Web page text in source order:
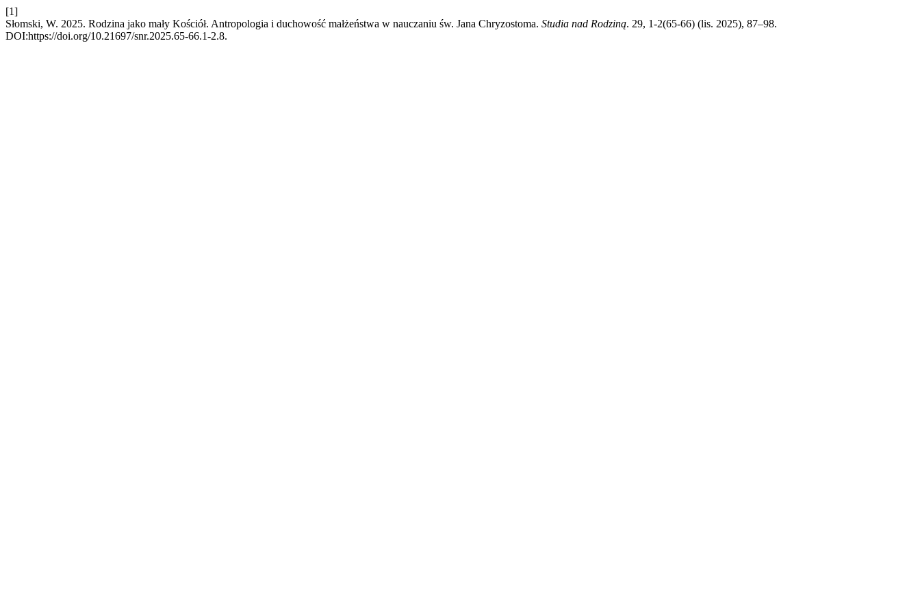
[1]
Słomski, W. 2025. Rodzina jako mały Kościół. Antropologia i duchowość małżeństwa w nauczaniu św. Jana Chryzostoma. Studia nad Rodziną. 29, 1-2(65-66) (lis. 2025), 87–98.
DOI:https://doi.org/10.21697/snr.2025.65-66.1-2.8.